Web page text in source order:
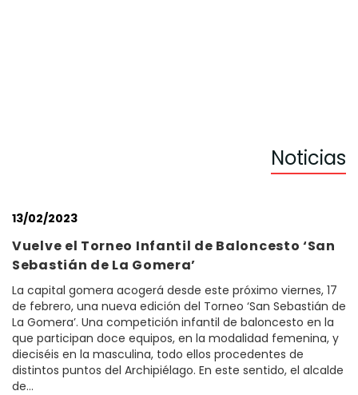
Noticias
13/02/2023
Vuelve el Torneo Infantil de Baloncesto ‘San
Sebastián de La Gomera’
La capital gomera acogerá desde este próximo viernes, 17
de febrero, una nueva edición del Torneo ‘San Sebastián de
La Gomera’. Una competición infantil de baloncesto en la
que participan doce equipos, en la modalidad femenina, y
dieciséis en la masculina, todo ellos procedentes de
distintos puntos del Archipiélago. En este sentido, el alcalde
de…